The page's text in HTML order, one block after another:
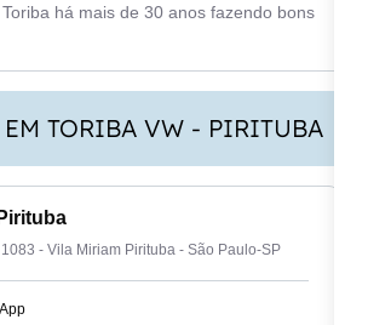
há mais de 30 anos fazendo bons
TORIBA VW - PIRITUBA
- Vila Miriam Pirituba - São Paulo-SP